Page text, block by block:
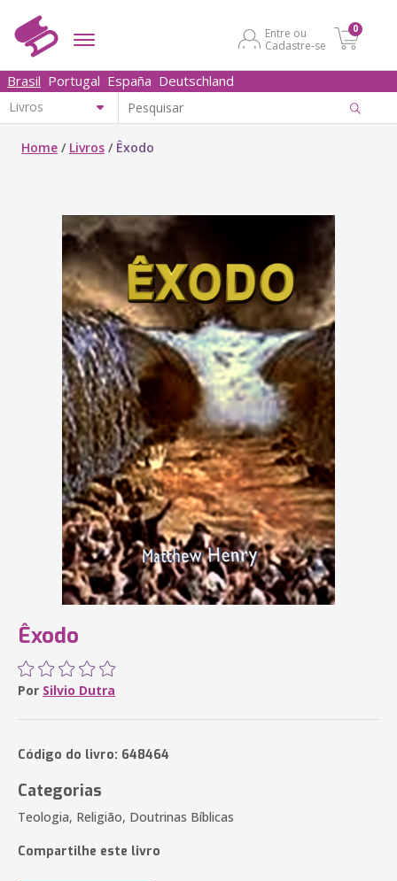
Entre ou
Cadastre-se
0
Brasil Portugal España Deutschland
Home / Livros / Êxodo
Êxodo
Por Silvio Dutra
Código do livro: 648464
Categorias
Teologia, Religião, Doutrinas Bíblicas
Compartilhe este livro